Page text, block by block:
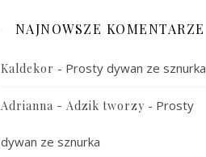
NAJNOWSZE KOMENTARZE
Kaldekor - Prosty dywan ze sznurka
Adrianna - Adzik tworzy - Prosty
dywan ze sznurka